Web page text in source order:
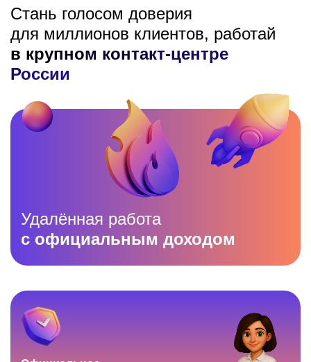
Стань голосом доверия
для миллионов клиентов, работай
в крупном контакт-центре
России
Удалённая работа
с официальным доходом